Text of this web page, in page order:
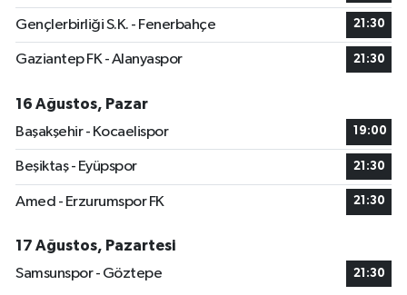
Gençlerbirliği S.K. - Fenerbahçe 21:30
Gaziantep FK - Alanyaspor 21:30
16 Ağustos, Pazar
Başakşehir - Kocaelispor
19:00
Beşiktaş - Eyüpspor 21:30
Amed - Erzurumspor FK 21:30
17 Ağustos, Pazartesi
Samsunspor - Göztepe
21:30